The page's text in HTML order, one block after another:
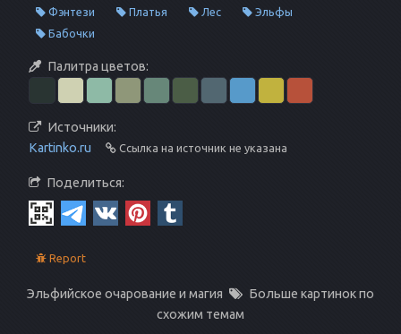
Фэнтези Платья Лес
Эльфы
Бабочки
Палитра цветов:
Источники:
Kartinko.ru
Ссылка на источник не указана
Поделиться:
Report
Эльфийское очарование и магия
Больше картинок по
схожим темам